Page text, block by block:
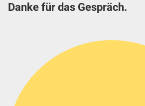
Danke für das Gespräch.